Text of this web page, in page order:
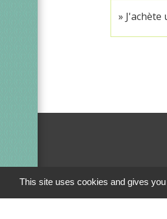
J'achète
This site uses cookies and gives